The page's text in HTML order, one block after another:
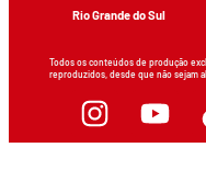
Rio Grande do Sul
Todos os conteúdos de produção
reproduzidos, desde que não sejam